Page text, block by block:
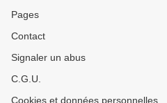
Pages
Contact
Signaler un abus
C.G.U.
Cookies et données personnelles